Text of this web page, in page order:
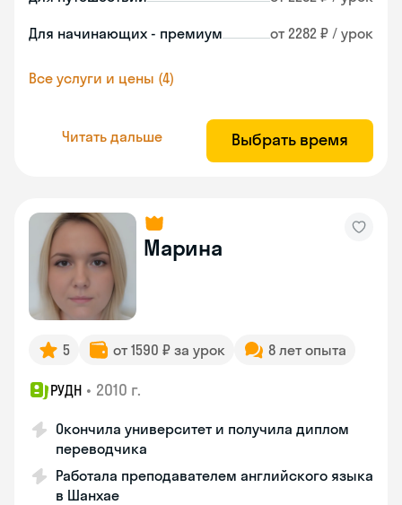
Для начинающих - премиум от 2282 ₽ / урок
Все услуги и цены (4)
Читать дальше Выбрать время
Марина
5 от 1590 ₽ за урок 8 лет опыта
РУДН • 2010 г.
Окончила университет и получила диплом
переводчика
Работала преподавателем английского языка
в Шанхае